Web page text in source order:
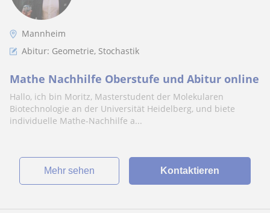
Mannheim
Abitur: Geometrie, Stochastik
Mathe Nachhilfe Oberstufe und Abitur online
Hallo, ich bin Moritz, Masterstudent der Molekularen
Biotechnologie an der Universität Heidelberg, und biete
individuelle Mathe-Nachhilfe a...
Mehr sehen Kontaktieren